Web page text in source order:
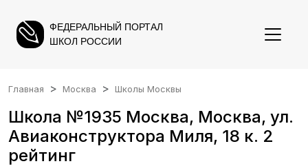
ФЕДЕРАЛЬНЫЙ ПОРТАЛ
ШКОЛ РОССИИ
Главная Москва Школы Москвы
Школа №1935 Москва, Москва, ул.
Авиаконструктора Миля, 18 к. 2
рейтинг